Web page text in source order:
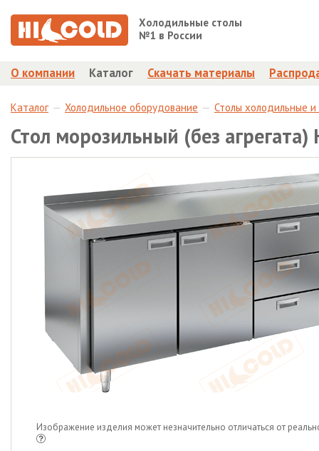
Холодильные столы
№1 в России
О компании Каталог Скачать материалы
Каталог Холодильное оборудование Столы холодильные
Стол морозильный (без агрегата)
Изображение изделия может незначительно отличаться от